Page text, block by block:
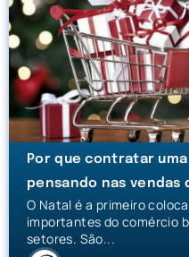
Por que contratar
pensando nas vendas
O Natal é a primeiro
importantes do comércio
setores. São...